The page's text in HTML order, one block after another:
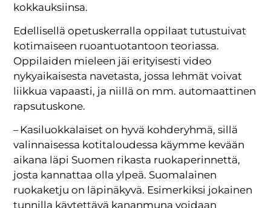
kokkauksiinsa.
Edellisellä opetuskerralla oppilaat tutustuivat
kotimaiseen ruoantuotantoon teoriassa.
Oppilaiden mieleen jäi erityisesti video
nykyaikaisesta navetasta, jossa lehmät voivat
liikkua vapaasti, ja niillä on mm. automaattinen
rapsutuskone.
– Kasiluokkalaiset on hyvä kohderyhmä, sillä
valinnaisessa kotitaloudessa käymme kevään
aikana läpi Suomen rikasta ruokaperinnettä,
josta kannattaa olla ylpeä. Suomalainen
ruokaketju on läpinäkyvä. Esimerkiksi jokainen
tunnilla käytettävä kananmuna voidaan